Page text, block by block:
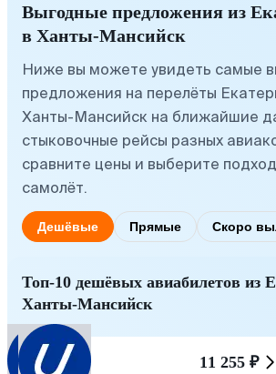
Выгодные предложения из
в Ханты-Мансийск
Ниже вы можете увидеть самые
предложения на перелёты
Ханты-Мансийск на ближайшие
стыковочные рейсы разных
сравните цены и выберите
самолёт.
Дешёвые Прямые Скоро
Топ-10 дешёвых авиабилетов из
Ханты-Мансийск
11 255 ₽